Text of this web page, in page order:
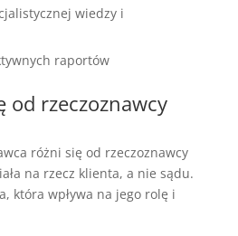
wiedzy i
raportów
od rzeczoznawcy
różni się od rzeczoznawcy
na rzecz klienta, a nie sądu.
która wpływa na jego rolę i